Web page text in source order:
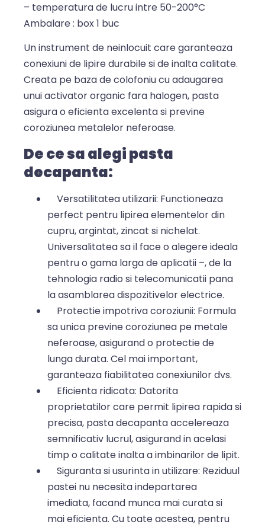
– temperatura de lucru intre 50-200°C
Ambalare : box 1 buc
Un instrument de neinlocuit care garanteaza
conexiuni de lipire durabile si de inalta calitate.
Creata pe baza de colofoniu cu adaugarea
unui activator organic fara halogen, pasta
asigura o eficienta excelenta si previne
coroziunea metalelor neferoase.
De ce sa alegi pasta
decapanta:
Versatilitatea utilizarii: Functioneaza
perfect pentru lipirea elementelor din
cupru, argintat, zincat si nichelat.
Universalitatea sa il face o alegere ideala
pentru o gama larga de aplicatii –, de la
tehnologia radio si telecomunicatii pana
la asamblarea dispozitivelor electrice.
Protectie impotriva coroziunii: Formula
sa unica previne coroziunea pe metale
neferoase, asigurand o protectie de
lunga durata. Cel mai important,
garanteaza fiabilitatea conexiunilor dvs.
Eficienta ridicata: Datorita
proprietatilor care permit lipirea rapida si
precisa, pasta decapanta accelereaza
semnificativ lucrul, asigurand in acelasi
timp o calitate inalta a imbinarilor de lipit.
Siguranta si usurinta in utilizare: Reziduul
pastei nu necesita indepartarea
imediata, facand munca mai curata si
mai eficienta. Cu toate acestea, pentru